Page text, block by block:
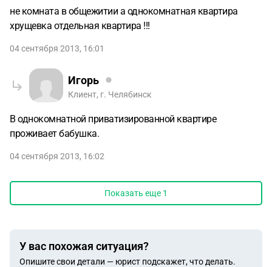
не комната в общежитии а однокомнатная квартира
хрущевка отдельная квартира !!!
04 сентября 2013, 16:01
Игорь
Клиент, г. Челябинск
В однокомнатной приватизированной квартире
проживает бабушка.
04 сентября 2013, 16:02
Показать еще 1
У вас похожая ситуация?
Опишите свои детали — юрист подскажет, что делать.